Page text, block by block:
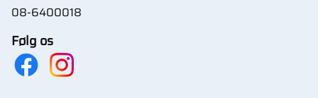
08-6400018
Følg os